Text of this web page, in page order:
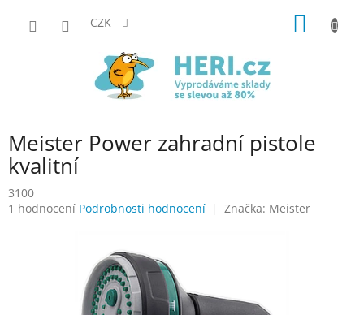
CZK
Meister Power zahradní pistole
kvalitní
3100
Průměrné
1 hodnocení Podrobnosti hodnocení Značka: Meister